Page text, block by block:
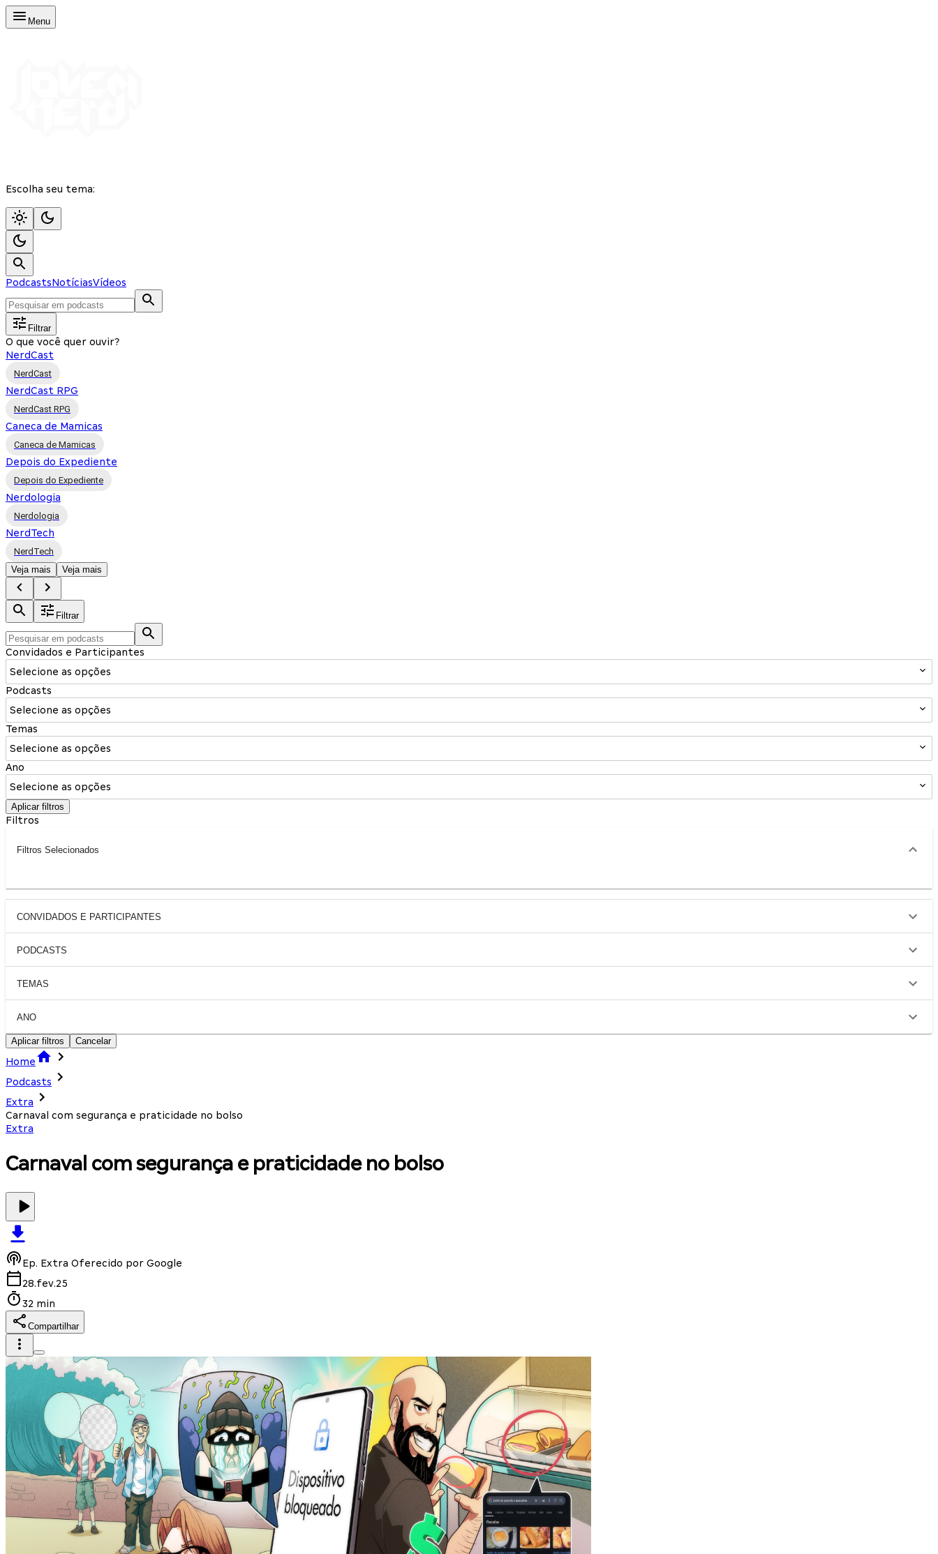
Menu
Escolha seu tema:
PodcastsNotíciasVídeos
Filtrar
O que você quer ouvir?
NerdCast
NerdCast
NerdCast RPG
NerdCast RPG
Caneca de Mamicas
Caneca de Mamicas
Depois do Expediente
Depois do Expediente
Nerdologia
Nerdologia
NerdTech
NerdTech
Veja mais
Veja mais
Filtrar
Convidados e Participantes
Selecione as opções
Podcasts
Selecione as opções
Temas
Selecione as opções
Ano
Selecione as opções
Aplicar filtros
Filtros
Filtros Selecionados
CONVIDADOS E PARTICIPANTES
PODCASTS
TEMAS
ANO
Aplicar filtros Cancelar
Home
Podcasts
Extra
Carnaval com segurança e praticidade no bolso
Extra
Carnaval com segurança e praticidade no bolso
Ep. Extra Oferecido por Google
28.fev.25
32 min
Compartilhar